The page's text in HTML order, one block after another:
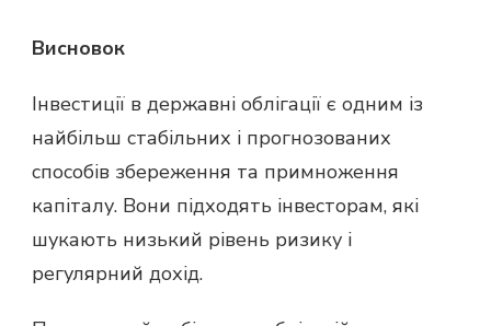
Висновок
Інвестиції в державні облігації є одним із
найбільш стабільних і прогнозованих
способів збереження та примноження
капіталу. Вони підходять інвесторам, які
шукають низький рівень ризику і
регулярний дохід.